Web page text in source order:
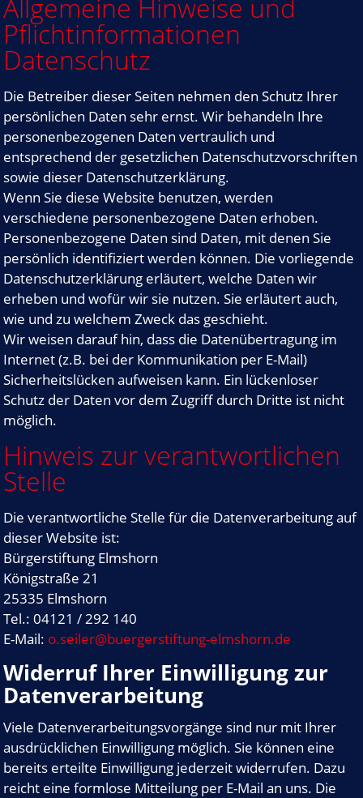
Allgemeine Hinweise und
Pflichtinformationen
Datenschutz
Die Betreiber dieser Seiten nehmen den Schutz Ihrer
persönlichen Daten sehr ernst. Wir behandeln Ihre
personenbezogenen Daten vertraulich und
entsprechend der gesetzlichen Datenschutzvorschriften
sowie dieser Datenschutzerklärung.
Wenn Sie diese Website benutzen, werden
verschiedene personenbezogene Daten erhoben.
Personenbezogene Daten sind Daten, mit denen Sie
persönlich identifiziert werden können. Die vorliegende
Datenschutzerklärung erläutert, welche Daten wir
erheben und wofür wir sie nutzen. Sie erläutert auch,
wie und zu welchem Zweck das geschieht.
Wir weisen darauf hin, dass die Datenübertragung im
Internet (z.B. bei der Kommunikation per E-Mail)
Sicherheitslücken aufweisen kann. Ein lückenloser
Schutz der Daten vor dem Zugriff durch Dritte ist nicht
möglich.
Hinweis zur verantwortlichen
Stelle
Die verantwortliche Stelle für die Datenverarbeitung auf
dieser Website ist:
Bürgerstiftung Elmshorn
Königstraße 21
25335 Elmshorn
Tel.: 04121 / 292 140
E-Mail: o.seiler@buergerstiftung-elmshorn.de
Widerruf Ihrer Einwilligung zur
Datenverarbeitung
Viele Datenverarbeitungsvorgänge sind nur mit Ihrer
ausdrücklichen Einwilligung möglich. Sie können eine
bereits erteilte Einwilligung jederzeit widerrufen. Dazu
reicht eine formlose Mitteilung per E-Mail an uns. Die